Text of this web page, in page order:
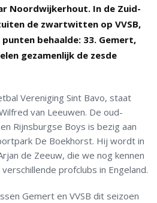
Noordwijkerhout. In de Zuid-
de zwartwitten op VVSB,
behaalde: 33. Gemert,
gezamenlijk de zesde
Vereniging Sint Bavo, staat
van Leeuwen. De oud-
Rijnsburgse Boys is bezig aan
De Boekhorst. Hij wordt in
de Zeeuw, die we nog kennen
profclubs in Engeland.
Gemert en VVSB dit seizoen